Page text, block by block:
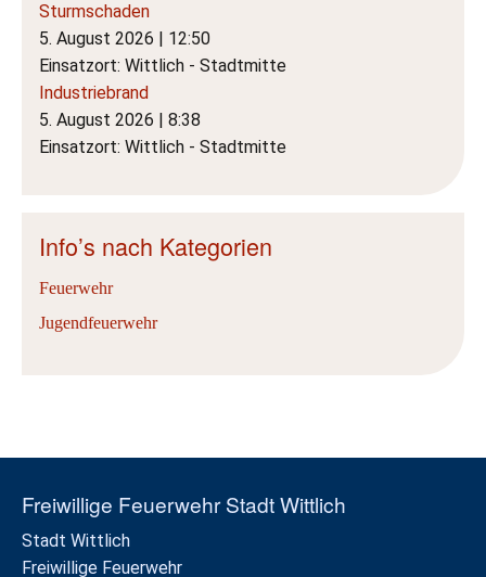
Sturmschaden
5. August 2026 | 12:50
Einsatzort: Wittlich - Stadtmitte
Industriebrand
5. August 2026 | 8:38
Einsatzort: Wittlich - Stadtmitte
Info’s nach Kategorien
Feuerwehr
Jugendfeuerwehr
Freiwillige Feuerwehr Stadt Wittlich
Stadt Wittlich
Freiwillige Feuerwehr